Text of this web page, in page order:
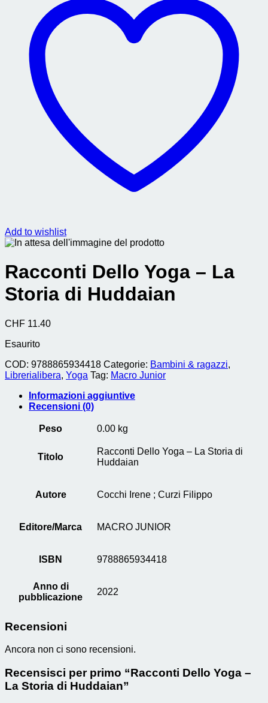
Add to wishlist
Racconti Dello Yoga – La
Storia di Huddaian
CHF 11.40
Esaurito
COD: 9788865934418 Categorie: Bambini & ragazzi,
Librerialibera, Yoga Tag: Macro Junior
Informazioni aggiuntive
Recensioni (0)
Peso 0.00 kg
Titolo
Racconti Dello Yoga – La Storia di
Huddaian
Autore Cocchi Irene ; Curzi Filippo
Editore/Marca MACRO JUNIOR
ISBN 9788865934418
Anno di
pubblicazione
2022
Recensioni
Ancora non ci sono recensioni.
Recensisci per primo “Racconti Dello Yoga –
La Storia di Huddaian”